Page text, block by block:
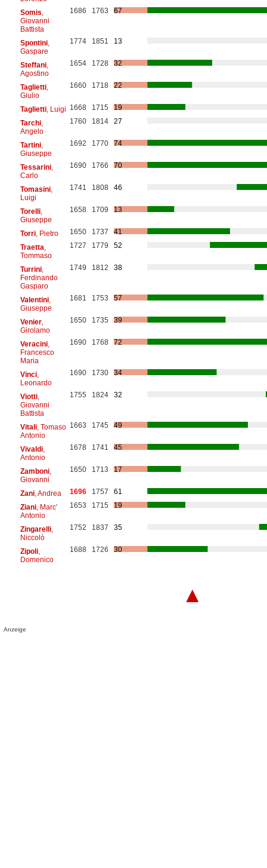
Somis,
Giovanni
Battista
1686 1763 67
Spontini,
Gaspare
1774 1851 13
Steffani,
Agostino
1654 1728 32
Taglietti,
Giulio
1660 1718 22
Taglietti, Luigi 1668 1715
19
Tarchi,
Angelo
1760 1814 27
Tartini,
Giuseppe
1692 1770 74
Tessarini,
Carlo
1690 1766 70
Tomasini,
Luigi
1741 1808 46
Torelli,
Giuseppe
1658 1709 13
Torri, Pietro 1650 1737
41
Traetta,
Tommaso
1727 1779 52
Turrini,
Ferdinando
Gasparo
1749 1812 38
Valentini,
Giuseppe
1681 1753 57
Venier,
Girolamo
1650 1735 39
Veracini,
Francesco
Maria
1690 1768 72
Vinci,
Leonardo
1690 1730 34
Viotti,
Giovanni
Battista
1755 1824 32
Vitali, Tomaso
Antonio
1663 1745 49
Vivaldi,
Antonio
1678 1741 45
Zamboni,
Giovanni
1650 1713 17
Zani, Andrea 1696 1757
61
Ziani, Marc'
Antonio
1653 1715 19
Zingarelli,
Niccolò
1752 1837 35
Zipoli,
Domenico
1688 1726 30
▲
Anzeige